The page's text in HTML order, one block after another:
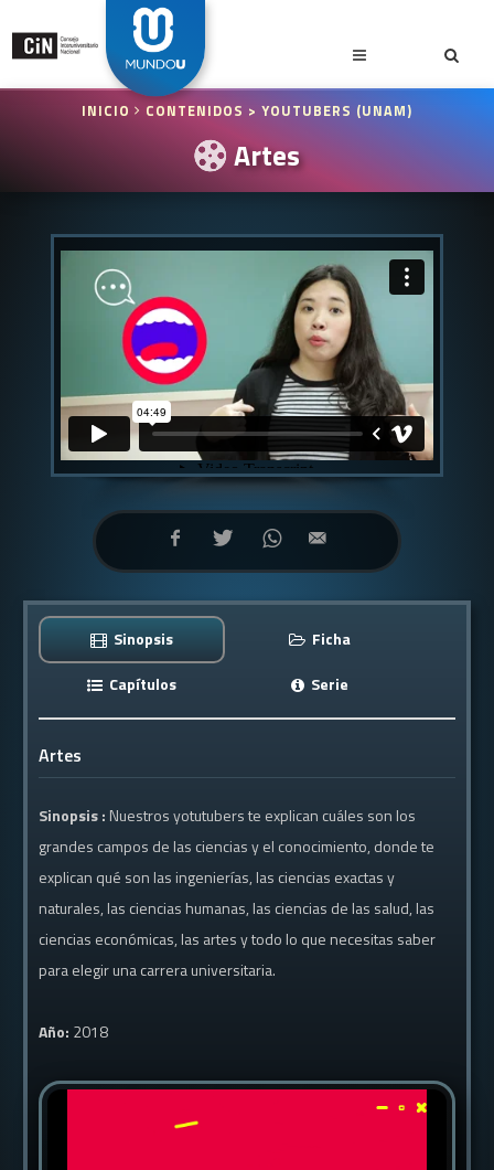
INICIO CONTENIDOS > YOUTUBERS (UNAM)
Artes
Sinopsis
Ficha
Capítulos
Serie
Artes
Sinopsis : Nuestros yotutubers te explican cuáles son los
grandes campos de las ciencias y el conocimiento, donde te
explican qué son las ingenierías, las ciencias exactas y
naturales, las ciencias humanas, las ciencias de las salud, las
ciencias económicas, las artes y todo lo que necesitas saber
para elegir una carrera universitaria.
Año: 2018